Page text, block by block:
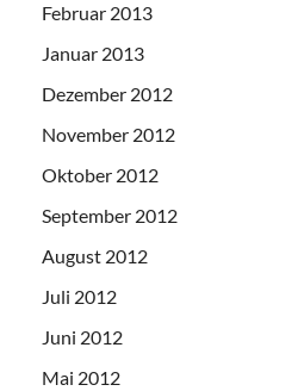
Februar 2013
Januar 2013
Dezember 2012
November 2012
Oktober 2012
September 2012
August 2012
Juli 2012
Juni 2012
Mai 2012